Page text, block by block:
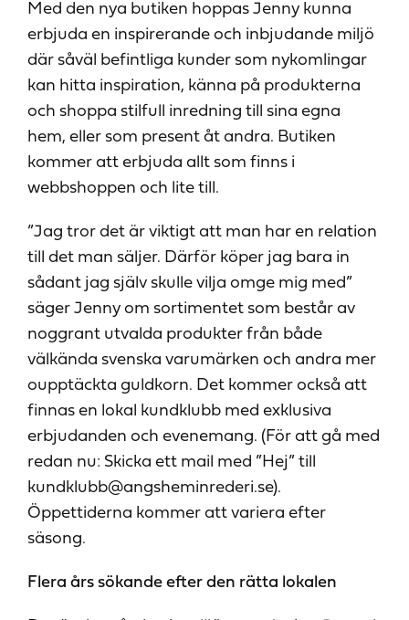
Med den nya butiken hoppas Jenny kunna
erbjuda en inspirerande och inbjudande miljö
där såväl befintliga kunder som nykomlingar
kan hitta inspiration, känna på produkterna
och shoppa stilfull inredning till sina egna
hem, eller som present åt andra. Butiken
kommer att erbjuda allt som finns i
webbshoppen och lite till.
”Jag tror det är viktigt att man har en relation
till det man säljer. Därför köper jag bara in
sådant jag själv skulle vilja omge mig med”
säger Jenny om sortimentet som består av
noggrant utvalda produkter från både
välkända svenska varumärken och andra mer
oupptäckta guldkorn. Det kommer också att
finnas en lokal kundklubb med exklusiva
erbjudanden och evenemang. (För att gå med
redan nu: Skicka ett mail med ”Hej” till
kundklubb@angsheminrederi.se).
Öppettiderna kommer att variera efter
säsong.
Flera års sökande efter den rätta lokalen